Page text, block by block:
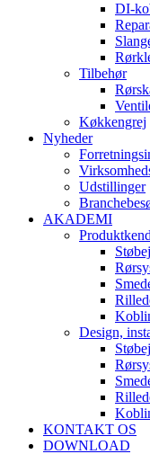
DI-
Tilbehør
Køkkengrej
Nyheder
Udstillinger
AKADEMI
Design,
KONTAKT OS
DOWNLOAD